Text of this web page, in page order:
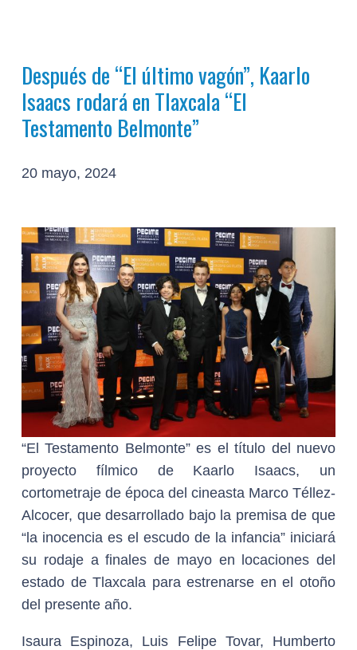
Después de “El último vagón”, Kaarlo
Isaacs rodará en Tlaxcala “El
Testamento Belmonte”
20 mayo, 2024
“El Testamento Belmonte” es el título del nuevo
proyecto fílmico de Kaarlo Isaacs, un
cortometraje de época del cineasta Marco Téllez-
Alcocer, que desarrollado bajo la premisa de que
“la inocencia es el escudo de la infancia” iniciará
su rodaje a finales de mayo en locaciones del
estado de Tlaxcala para estrenarse en el otoño
del presente año.
Isaura Espinoza, Luis Felipe Tovar, Humberto